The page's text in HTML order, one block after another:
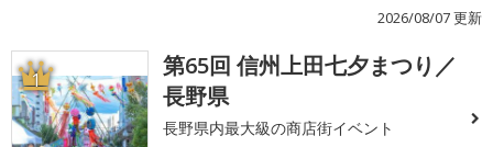
2026/08/07 更新
1
第65回 信州上田七夕まつり／
長野県
長野県内最大級の商店街イベント